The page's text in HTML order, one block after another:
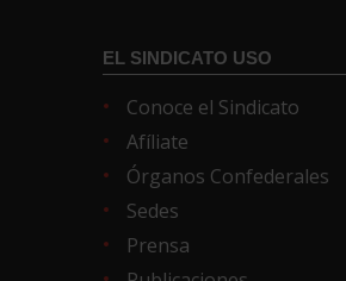
EL SINDICATO USO
Conoce el Sindicato
Afíliate
Órganos Confederales
Sedes
Prensa